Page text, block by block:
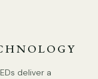
deliver a